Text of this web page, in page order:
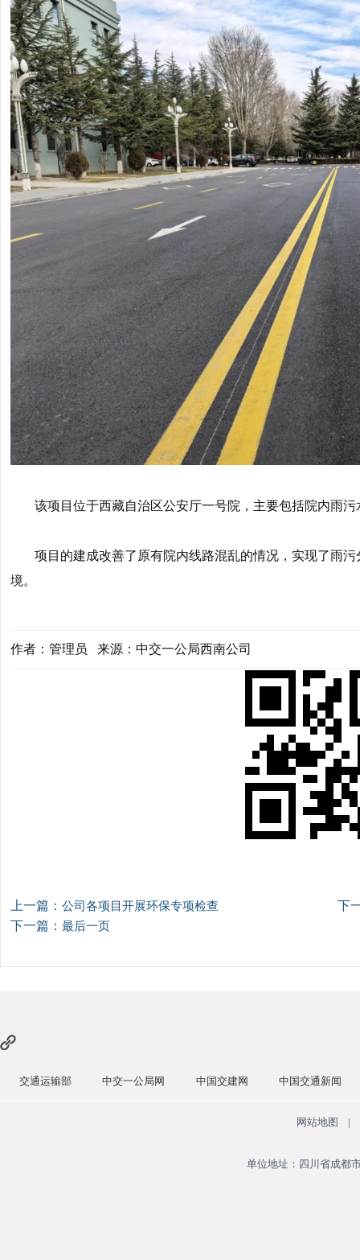
该项目位于西藏自治区公安厅一号院，主要包括院内雨
项目的建成改善了原有院内线路混乱的情况，实现了雨
境。
作者：管理员 来源：中交一公局西南公司
上一篇： 公司各项目开展环保专项检查
下
下一篇： 最后一页
交通运输部 中交一公局网 中国交建网 中国交通新闻
网站地图 |
单位地址：四川省成都